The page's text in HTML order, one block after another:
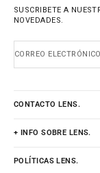
SUSCRIBETE A
NOVEDADES.
CORREO ELECTRÓNICO
CONTACTO LENS.
+ INFO SOBRE LENS.
POLÍTICAS LENS.